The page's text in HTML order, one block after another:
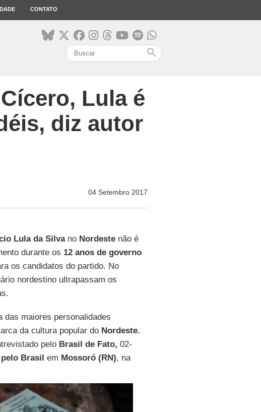
CONTATO
search
Lula é
diz autor
04 Setembro 2017
Lula da Silvano Nordestenão é
durante os 12 anos de governo
os candidatos do partido. No
nordestino ultrapassam os
das maiores personalidades
da cultura popular do Nordeste.
peloBrasil de Fato, 02-
Brasil em Mossoró (RN), na